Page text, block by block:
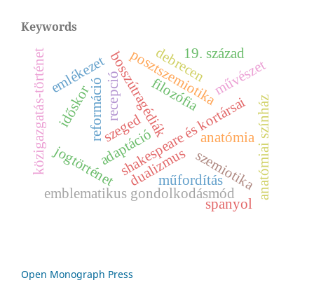
Keywords
shakespeare és kortársai
bosszútragédiák
adaptáció
szemiotika
posztszemiotika
emblematikus gondolkodásmód
reformáció anatómia anatómiai színház
filozófia művészet
emlékezet
időskor
közigazgatás-történetjogtörténet
szeged
debrecen
dualizmus
19. század
műfordítás
recepció
spanyol
Open Monograph Press